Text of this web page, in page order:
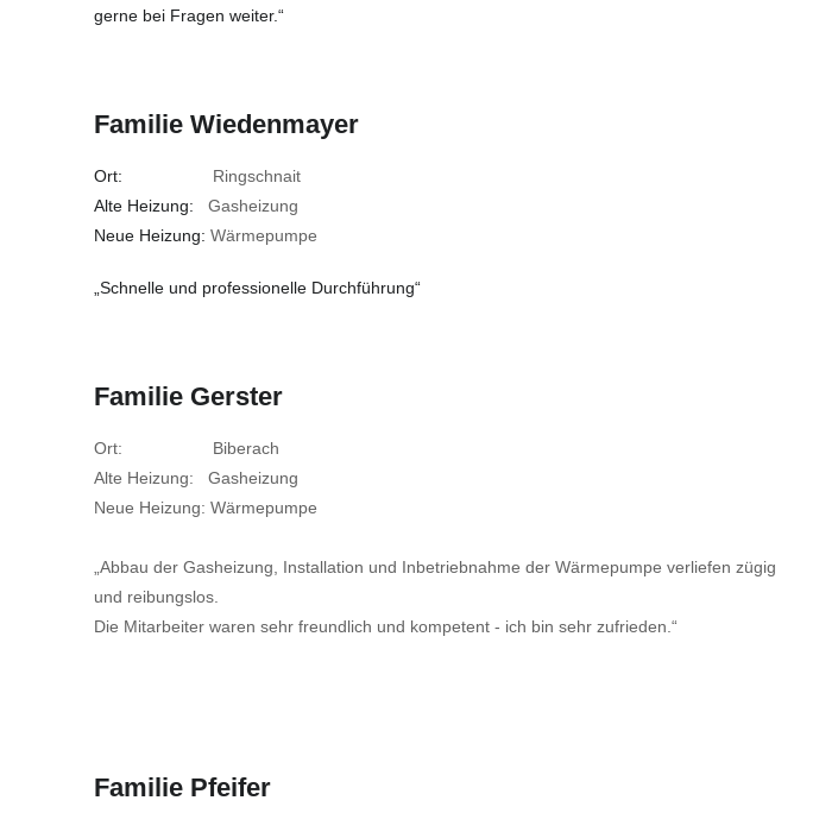
gerne bei Fragen weiter.“
Familie Wiedenmayer
Ort: Ringschnait
Alte Heizung: Gasheizung
Neue Heizung: Wärmepumpe
„Schnelle und professionelle Durchführung“
Familie Gerster
Ort: Biberach
Alte Heizung: Gasheizung
Neue Heizung: Wärmepumpe
„Abbau der Gasheizung, Installation und Inbetriebnahme der Wärmepumpe verliefen zügig
und reibungslos.
Die Mitarbeiter waren sehr freundlich und kompetent - ich bin sehr zufrieden.“
Familie Pfeifer